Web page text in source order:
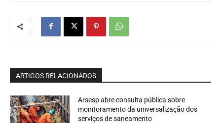
ARTIGOS RELACIONADOS
Arsesp abre consulta pública sobre
monitoramento da universalização dos
serviços de saneamento